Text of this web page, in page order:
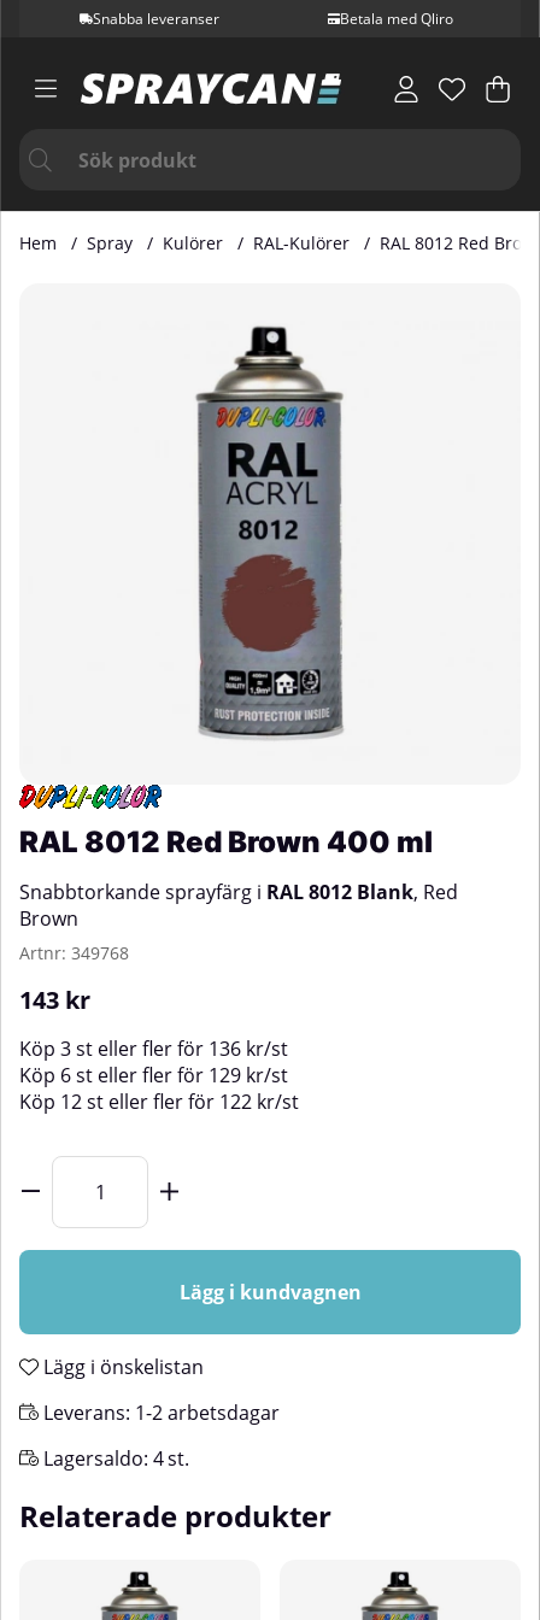
Snabba leveranser Betala med Qliro
.
Hem Spray Kulörer RAL-Kulörer RAL 8012 Red
RAL 8012 Red Brown 400 ml
Snabbtorkande sprayfärg i RAL 8012 Blank, Red
Brown
Artnr: 349768
143 kr
Köp 3 st eller fler för 136 kr/st
Köp 6 st eller fler för 129 kr/st
Köp 12 st eller fler för 122 kr/st
Lägg i kundvagnen
Lägg i önskelistan
Leverans: 1-2 arbetsdagar
Lagersaldo: 4st.
Relaterade produkter